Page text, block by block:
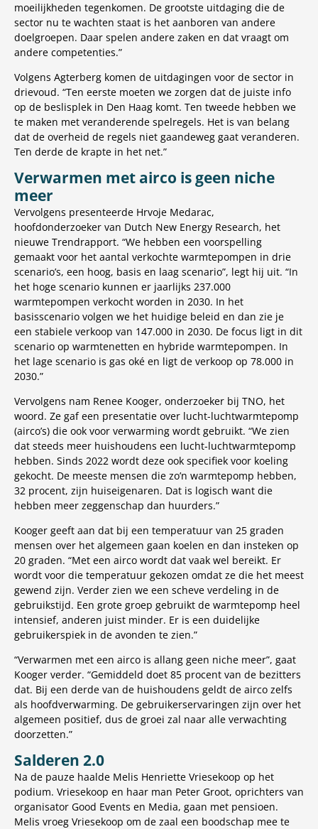
moeilijkheden tegenkomen. De grootste uitdaging die de
sector nu te wachten staat is het aanboren van andere
doelgroepen. Daar spelen andere zaken en dat vraagt om
andere competenties.”
Volgens Agterberg komen de uitdagingen voor de sector in
drievoud. “Ten eerste moeten we zorgen dat de juiste info
op de beslisplek in Den Haag komt. Ten tweede hebben we
te maken met veranderende spelregels. Het is van belang
dat de overheid de regels niet gaandeweg gaat veranderen.
Ten derde de krapte in het net.”
Verwarmen met airco is geen niche
meer
Vervolgens presenteerde Hrvoje Medarac,
hoofdonderzoeker van Dutch New Energy Research, het
nieuwe Trendrapport. “We hebben een voorspelling
gemaakt voor het aantal verkochte warmtepompen in drie
scenario’s, een hoog, basis en laag scenario”, legt hij uit. “In
het hoge scenario kunnen er jaarlijks 237.000
warmtepompen verkocht worden in 2030. In het
basisscenario volgen we het huidige beleid en dan zie je
een stabiele verkoop van 147.000 in 2030. De focus ligt in dit
scenario op warmtenetten en hybride warmtepompen. In
het lage scenario is gas oké en ligt de verkoop op 78.000 in
2030.”
Vervolgens nam Renee Kooger, onderzoeker bij TNO, het
woord. Ze gaf een presentatie over lucht-luchtwarmtepomp
(airco’s) die ook voor verwarming wordt gebruikt. “We zien
dat steeds meer huishoudens een lucht-luchtwarmtepomp
hebben. Sinds 2022 wordt deze ook specifiek voor koeling
gekocht. De meeste mensen die zo’n warmtepomp hebben,
32 procent, zijn huiseigenaren. Dat is logisch want die
hebben meer zeggenschap dan huurders.”
Kooger geeft aan dat bij een temperatuur van 25 graden
mensen over het algemeen gaan koelen en dan insteken op
20 graden. “Met een airco wordt dat vaak wel bereikt. Er
wordt voor die temperatuur gekozen omdat ze die het meest
gewend zijn. Verder zien we een scheve verdeling in de
gebruikstijd. Een grote groep gebruikt de warmtepomp heel
intensief, anderen juist minder. Er is een duidelijke
gebruikerspiek in de avonden te zien.”
“Verwarmen met een airco is allang geen niche meer”, gaat
Kooger verder. “Gemiddeld doet 85 procent van de bezitters
dat. Bij een derde van de huishoudens geldt de airco zelfs
als hoofdverwarming. De gebruikerservaringen zijn over het
algemeen positief, dus de groei zal naar alle verwachting
doorzetten.”
Salderen 2.0
Na de pauze haalde Melis Henriette Vriesekoop op het
podium. Vriesekoop en haar man Peter Groot, oprichters van
organisator Good Events en Media, gaan met pensioen.
Melis vroeg Vriesekoop om de zaal een boodschap mee te